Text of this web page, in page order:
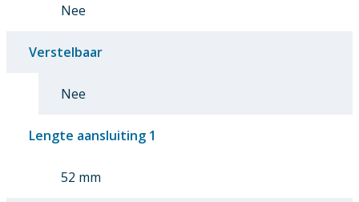
Nee
Verstelbaar
Nee
Lengte aansluiting 1
52 mm